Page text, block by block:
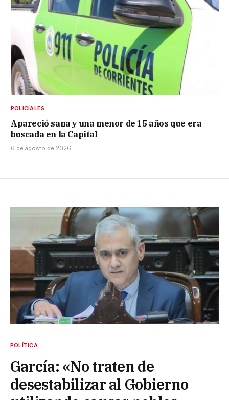
POLICIALES
Apareció sana y una menor de 15 años que era
buscada en la Capital
6 de agosto de 2026
POLÍTICA
García: «No traten de
desestabilizar al Gobierno